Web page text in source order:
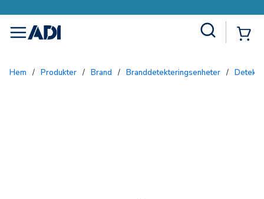
menu
Hem / Produkter / Brand / Branddetekteringsenheter /